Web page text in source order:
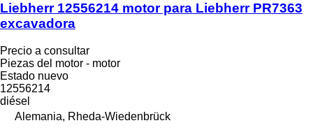
Liebherr 12556214 motor para Liebherr PR7363
excavadora
Precio a consultar
Piezas del motor - motor
Estado nuevo
12556214
diésel
Alemania, Rheda-Wiedenbrück